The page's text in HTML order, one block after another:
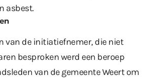
asbest.
van de initiatiefnemer, die niet
besproken werd een beroep
van de gemeente Weert om